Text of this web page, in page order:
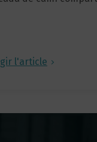
l'article